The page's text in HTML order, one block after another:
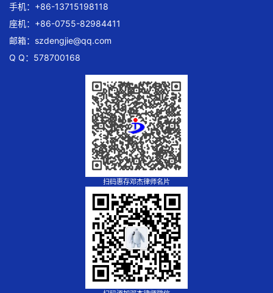
手机：+86-13715198118
座机：+86-0755-82984411
邮箱： szdengjie@qq.com
Q Q：578700168
扫码惠存邓杰律师名片